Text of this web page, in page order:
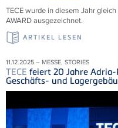
TECE wurde in diesem Jahr
AWARD ausgezeichnet.
ARTIKEL LESEN
11.12.2025 – MESSE, STORIES
TECE feiert 20 Jahre
Geschäfts- und